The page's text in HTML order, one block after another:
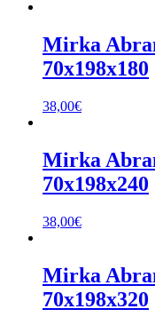
Mirka
70x198x180
38,00€
Mirka
70x198x240
38,00€
Mirka
70x198x320